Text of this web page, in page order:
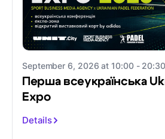
September 6, 2026 at 10:00 -
Перша всеукраїнська
Expo
Details